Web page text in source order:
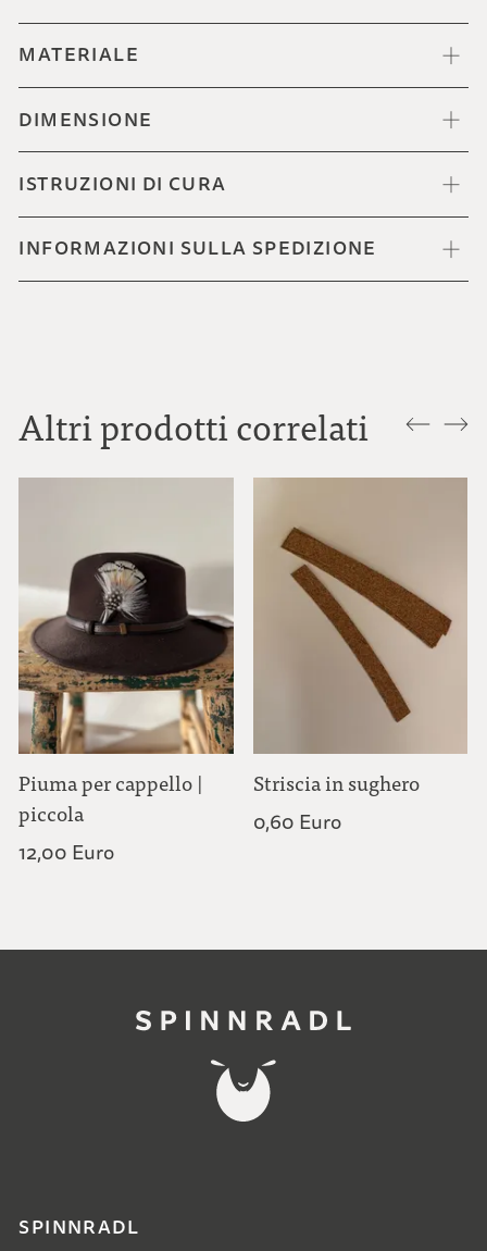
MATERIALE
DIMENSIONE
ISTRUZIONI DI CURA
INFORMAZIONI SULLA SPEDIZIONE
Altri prodotti correlati
Piuma per cappello |
piccola
12,00 Euro
Striscia in sughero
0,60 Euro
SPINNRADL